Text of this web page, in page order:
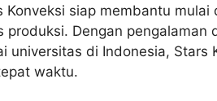
siap membantu mulai
Dengan pengalaman
universitas di Indonesia, Stars
waktu.